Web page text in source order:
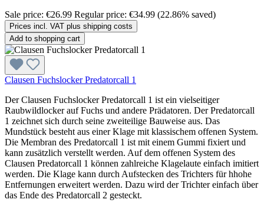
Sale price: €26.99 Regular price: €34.99 (22.86% saved)
Prices incl. VAT plus shipping costs
Add to shopping cart
Clausen Fuchslocker Predatorcall 1
Der Clausen Fuchslocker Predatorcall 1 ist ein vielseitiger
Raubwildlocker auf Fuchs und andere Prädatoren. Der Predatorcall
1 zeichnet sich durch seine zweiteilige Bauweise aus. Das
Mundstück besteht aus einer Klage mit klassischem offenen System.
Die Membran des Predatorcall 1 ist mit einem Gummi fixiert und
kann zusätzlich verstellt werden. Auf dem offenen System des
Clausen Predatorcall 1 können zahlreiche Klagelaute einfach imitiert
werden. Die Klage kann durch Aufstecken des Trichters für hhohe
Entfernungen erweitert werden. Dazu wird der Trichter einfach über
das Ende des Predatorcall 2 gesteckt.